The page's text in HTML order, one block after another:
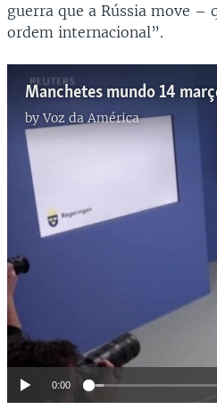
guerra que a Rússia move –
ordem internacional”.
byVoz da América
0:00